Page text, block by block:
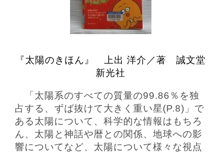
『太陽のきほん』 上出 洋介／著 誠文堂
新光社
「太陽系のすべての質量の99.86％を独
占する、ずば抜けて大きく重い星(P.8)」で
ある太陽について、科学的な情報はもちろ
ん、太陽と神話や暦との関係、地球への影
響についてなど、太陽について様々な視点